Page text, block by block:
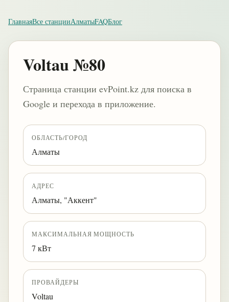
ГлавнаяВсе станцииАлматыFAQБлог
Voltau №80
Страница станции evPoint.kz для поиска в
Google и перехода в приложение.
ОБЛАСТЬ/ГОРОД
Алматы
АДРЕС
Алматы, "Аккент"
МАКСИМАЛЬНАЯ МОЩНОСТЬ
7 кВт
ПРОВАЙДЕРЫ
Voltau